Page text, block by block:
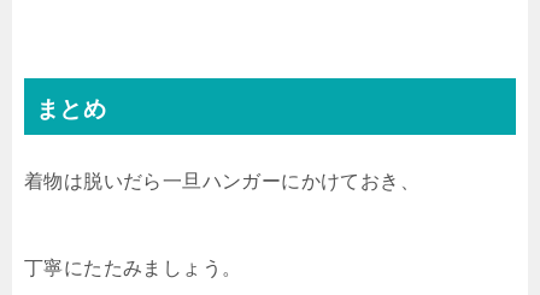
まとめ
着物は脱いだら一旦ハンガーにかけておき、
丁寧にたたみましょう。